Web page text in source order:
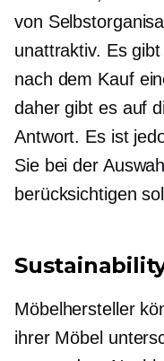
von
unattraktiv. Es
nach dem Kauf
daher gibt es auf
Antwort. Es ist
Sie bei der
berücksichtigen
Möbelhersteller
ihrer Möbel